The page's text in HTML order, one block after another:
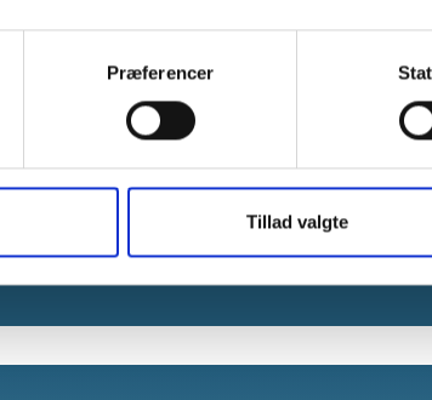
Præferencer
Tillad valgte
E-mail:
+45
Mandag -
Torsdag: